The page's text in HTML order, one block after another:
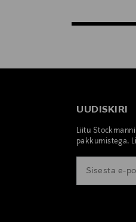
UUDISKIRI
Liitu
pakkumistega.